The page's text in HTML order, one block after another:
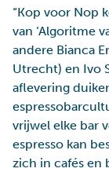
“Kop voor Nop
van ‘Algoritme
andere Bianca
Utrecht) en Ivo
aflevering
vrijwel elke bar
espresso kan
zich in cafés en